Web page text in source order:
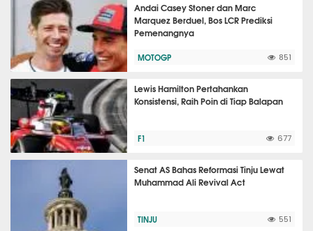
Andai Casey Stoner dan Marc
Marquez Berduel, Bos LCR Prediksi
Pemenangnya
MOTOGP 851
Lewis Hamilton Pertahankan
Konsistensi, Raih Poin di Tiap Balapan
F1 677
Senat AS Bahas Reformasi Tinju Lewat
Muhammad Ali Revival Act
TINJU 551